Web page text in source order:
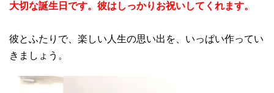
大切な誕生日です。彼はしっかりお祝いしてくれます。
彼とふたりで、楽しい人生の思い出を、いっぱい作ってい
きましょう。